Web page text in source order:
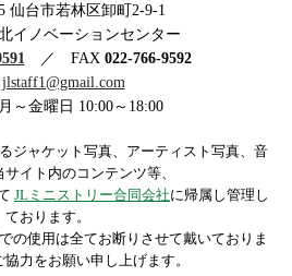
リー合同会社
仙台市若林区卸町2-9-1
イノベーションセンター
／ FAX 022-766-9592
jlstaff1@gmail.com
～金曜日 10:00～18:00
ジャケット写真、アーティスト写真、音
イト内のコンテンツ等、
JLミニストリー合同会社に帰属し管理し
ております。
の使用は全てお断りさせて戴いておりま
力をお願い申し上げます。